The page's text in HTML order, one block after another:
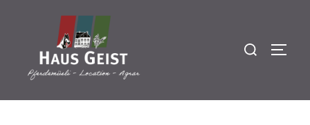
springen
Suchen